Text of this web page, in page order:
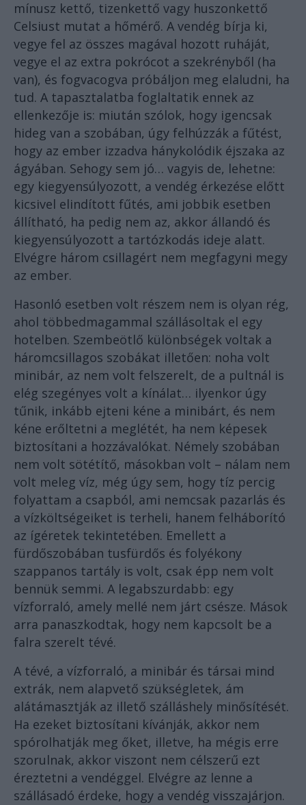
mínusz kettő, tizenkettő vagy huszonkettő
Celsiust mutat a hőmérő. A vendég bírja ki,
vegye fel az összes magával hozott ruháját,
vegye el az extra pokrócot a szekrényből (ha
van), és fogvacogva próbáljon meg elaludni, ha
tud. A tapasztalatba foglaltatik ennek az
ellenkezője is: miután szólok, hogy igencsak
hideg van a szobában, úgy felhúzzák a fűtést,
hogy az ember izzadva hánykolódik éjszaka az
ágyában. Sehogy sem jó… vagyis de, lehetne:
egy kiegyensúlyozott, a vendég érkezése előtt
kicsivel elindított fűtés, ami jobbik esetben
állítható, ha pedig nem az, akkor állandó és
kiegyensúlyozott a tartózkodás ideje alatt.
Elvégre három csillagért nem megfagyni megy
az ember.
Hasonló esetben volt részem nem is olyan rég,
ahol többedmagammal szállásoltak el egy
hotelben. Szembeötlő különbségek voltak a
háromcsillagos szobákat illetően: noha volt
minibár, az nem volt felszerelt, de a pultnál is
elég szegényes volt a kínálat… ilyenkor úgy
tűnik, inkább ejteni kéne a minibárt, és nem
kéne erőltetni a meglétét, ha nem képesek
biztosítani a hozzávalókat. Némely szobában
nem volt sötétítő, másokban volt – nálam nem
volt meleg víz, még úgy sem, hogy tíz percig
folyattam a csapból, ami nemcsak pazarlás és
a vízköltségeiket is terheli, hanem felháborító
az ígéretek tekintetében. Emellett a
fürdőszobában tusfürdős és folyékony
szappanos tartály is volt, csak épp nem volt
bennük semmi. A legabszurdabb: egy
vízforraló, amely mellé nem járt csésze. Mások
arra panaszkodtak, hogy nem kapcsolt be a
falra szerelt tévé.
A tévé, a vízforraló, a minibár és társai mind
extrák, nem alapvető szükségletek, ám
alátámasztják az illető szálláshely minősítését.
Ha ezeket biztosítani kívánják, akkor nem
spórolhatják meg őket, illetve, ha mégis erre
szorulnak, akkor viszont nem célszerű ezt
éreztetni a vendéggel. Elvégre az lenne a
szállásadó érdeke, hogy a vendég visszajárjon.